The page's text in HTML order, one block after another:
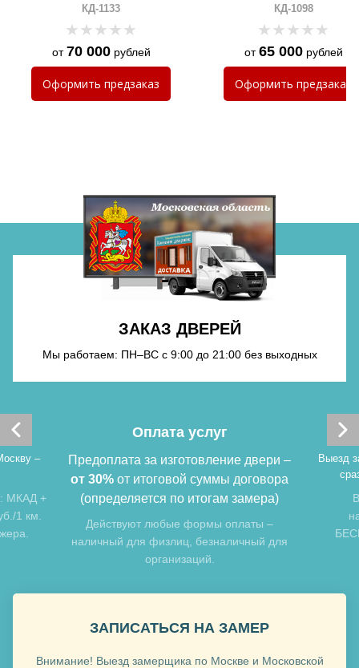
Хочу такую
Хочу такую
Хочу такую
отбойником и биометрическим
замком
КД-1133
от70 000рублей
Оформить предзаказ
ПВХ и биометрическим
КД-1098
от65 000рублей
Оформить предзаказ
ЗАКАЗ ДВЕРЕЙ
Мы работаем: ПН–ВС с 9:00 до 21:00 без выходных
–
МКАД +
1 км.
Оплата услуг
Предоплата за изготовление двери –
от 30% от итоговой суммы договора
(определяется по итогам замера)
Действуют любые формы оплаты –
наличный для физлиц, безналичный для
организаций.
Выезд
ЗАПИСАТЬСЯ НА ЗАМЕР
Внимание! Выезд замерщика по Москве и Московской